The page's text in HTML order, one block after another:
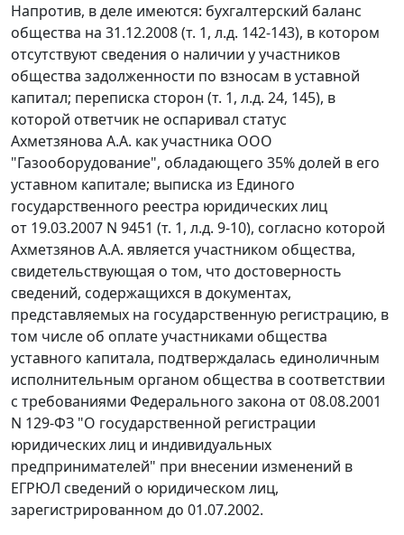
Напротив, в деле имеются: бухгалтерский баланс
общества на 31.12.2008 (т. 1, л.д. 142-143), в котором
отсутствуют сведения о наличии у участников
общества задолженности по взносам в уставной
капитал; переписка сторон (т. 1, л.д. 24, 145), в
которой ответчик не оспаривал статус
Ахметзянова А.А. как участника ООО
"Газооборудование", обладающего 35% долей в его
уставном капитале; выписка из Единого
государственного реестра юридических лиц
от 19.03.2007 N 9451 (т. 1, л.д. 9-10), согласно которой
Ахметзянов А.А. является участником общества,
свидетельствующая о том, что достоверность
сведений, содержащихся в документах,
представляемых на государственную регистрацию, в
том числе об оплате участниками общества
уставного капитала, подтверждалась единоличным
исполнительным органом общества в соответствии
с требованиями Федерального закона от 08.08.2001
N 129-ФЗ "О государственной регистрации
юридических лиц и индивидуальных
предпринимателей" при внесении изменений в
ЕГРЮЛ сведений о юридическом лиц,
зарегистрированном до 01.07.2002.